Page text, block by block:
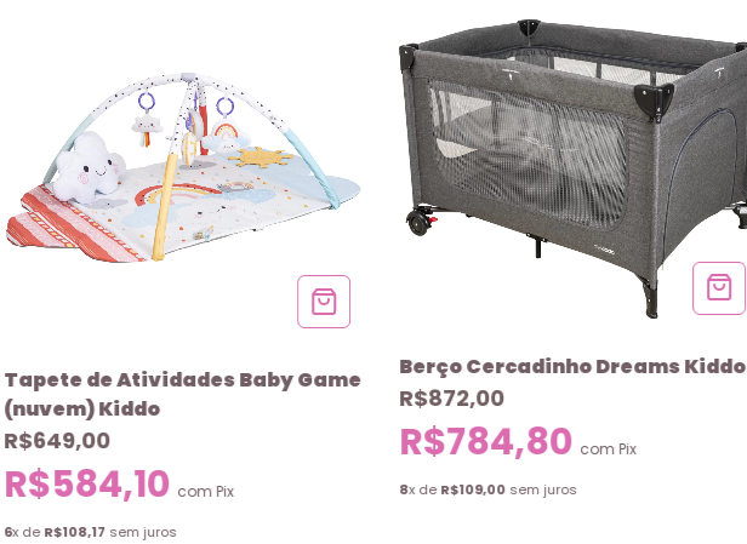
Tapete de Atividades Baby Game
(nuvem) Kiddo
R$649,00
R$584,10 com Pix
6x deR$108,17 sem juros
Berço Cercadinho Dreams Kiddo
R$872,00
R$784,80 com Pix
8x deR$109,00 sem juros